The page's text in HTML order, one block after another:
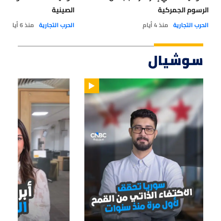
الرسوم الجمركية
الحرب التجارية منذ 4 أيام
الصينية
الحرب التجارية منذ 6 أيام
سوشيال
01:33